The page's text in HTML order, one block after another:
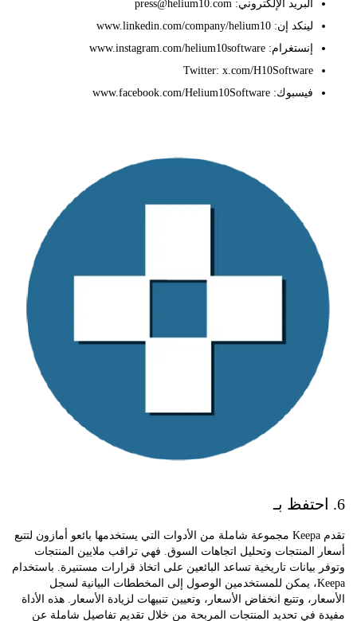
البريد الإلكتروني: press@helium10.com
لينكد إن: www.linkedin.com/company/helium10
إنستغرام: www.instagram.com/helium10software
Twitter: x.com/H10Software
فيسبوك: www.facebook.com/Helium10Software
تقدم Keepa مجموعة شاملة من الأدوات التي يستخدمها بائعو أمازون لتتبع
المنتجات وتحليل اتجاهات السوق. فهي تراقب ملايين المنتجات
بيانات تاريخية تساعد البائعين على اتخاذ قرارات مستنيرة. باستخدام
Keepa، يمكن للمستخدمين الوصول إلى المخططات البيانية لسجل
وتتبع انخفاض الأسعار، وتعيين تنبيهات لزيادة الأسعار. هذه الأداة
في تحديد المنتجات المربحة من خلال تقديم تفاصيل شاملة عن